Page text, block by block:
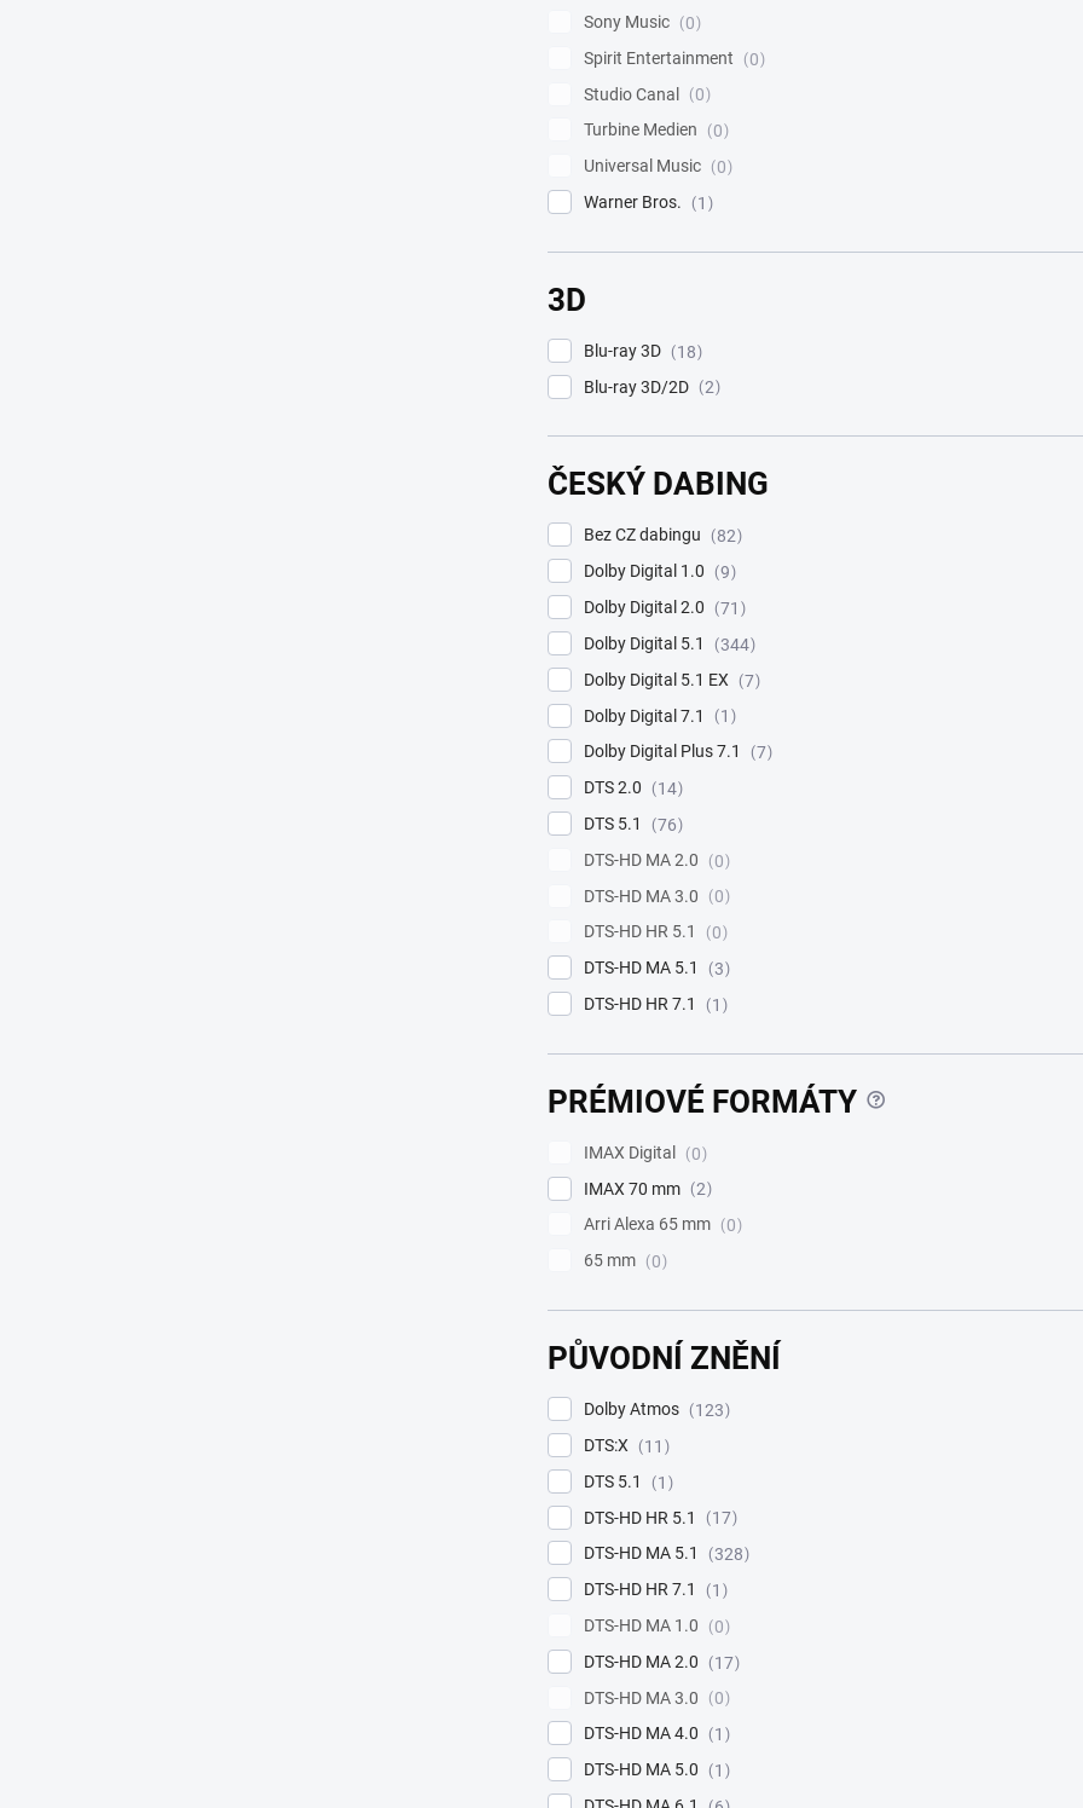
Sony Music
0
Spirit Entertainment
0
Studio Canal
0
Turbine Medien
0
Universal Music
0
Warner Bros.
1
3D
Blu-ray 3D
18
Blu-ray 3D/2D
2
ČESKÝ DABING
Bez CZ dabingu
82
Dolby Digital 1.0
9
Dolby Digital 2.0
71
Dolby Digital 5.1
344
Dolby Digital 5.1 EX
7
Dolby Digital 7.1
1
Dolby Digital Plus 7.1
7
DTS 2.0
14
DTS 5.1
76
DTS-HD MA 2.0
0
DTS-HD MA 3.0
0
DTS-HD HR 5.1
0
DTS-HD MA 5.1
3
DTS-HD HR 7.1
1
PRÉMIOVÉ FORMÁTY ?
IMAX Digital
0
IMAX 70 mm
2
Arri Alexa 65 mm
0
65 mm
0
PŮVODNÍ ZNĚNÍ
Dolby Atmos
123
DTS:X
11
DTS 5.1
1
DTS-HD HR 5.1
17
DTS-HD MA 5.1
328
DTS-HD HR 7.1
1
DTS-HD MA 1.0
0
DTS-HD MA 2.0
17
DTS-HD MA 3.0
0
DTS-HD MA 4.0
1
DTS-HD MA 5.0
1